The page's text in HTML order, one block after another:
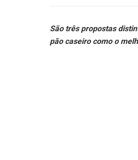
São três propostas
pão caseiro como o